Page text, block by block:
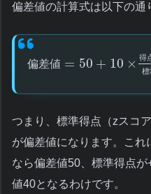
偏差値の計算式は以下の通
偏差値 = 50 + 10 × 得
標
つまり、標準得点（zスコ
が偏差値になります。これ
なら偏差値50、標準得点
値40となるわけです。